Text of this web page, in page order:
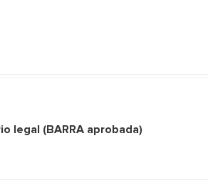
legal (BARRA aprobada)